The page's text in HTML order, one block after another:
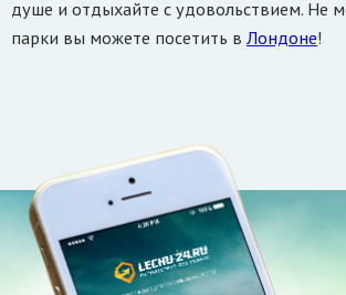
душе и отдыхайте с удовольствием. Не
парки вы можете посетить в Лондоне!